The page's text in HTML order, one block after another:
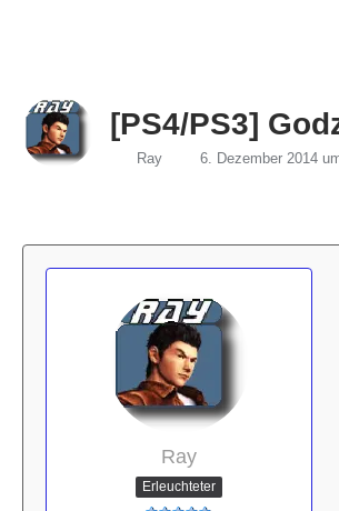
[PS4/PS3]
Ray 6. Dezember 2014
Ray
Erleuchteter